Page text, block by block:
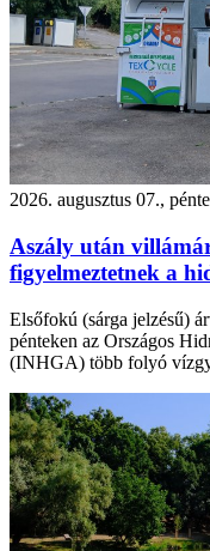
2026. augusztus 07.,
Aszály után
figyelmeztetnek a
Elsőfokú (sárga jelzésű)
pénteken az Országos
(INHGA) több folyó